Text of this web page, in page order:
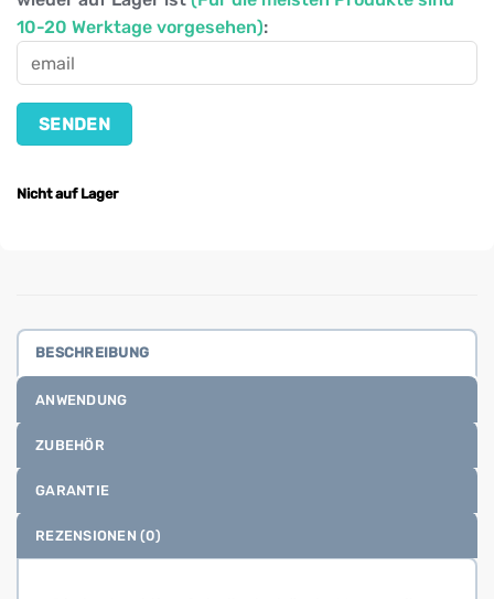
10-20 Werktage vorgesehen):
Nicht auf Lager
BESCHREIBUNG
ANWENDUNG
ZUBEHÖR
GARANTIE
REZENSIONEN (0)